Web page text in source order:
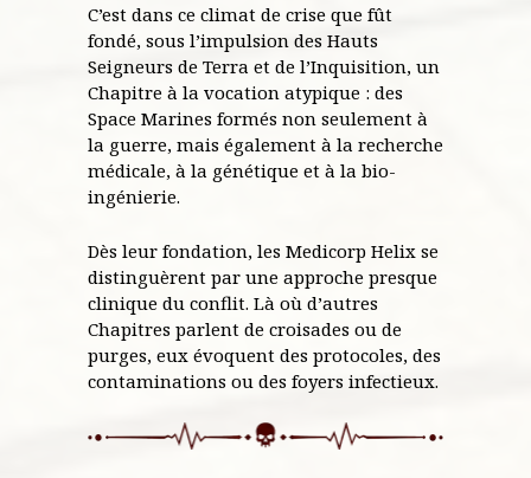
C’est dans ce climat de crise que fût
fondé, sous l’impulsion des Hauts
Seigneurs de Terra et de l’Inquisition, un
Chapitre à la vocation atypique : des
Space Marines formés non seulement à
la guerre, mais également à la recherche
médicale, à la génétique et à la bio-
ingénierie.
Dès leur fondation, les Medicorp Helix se
distinguèrent par une approche presque
clinique du conflit. Là où d’autres
Chapitres parlent de croisades ou de
purges, eux évoquent des protocoles, des
contaminations ou des foyers infectieux.